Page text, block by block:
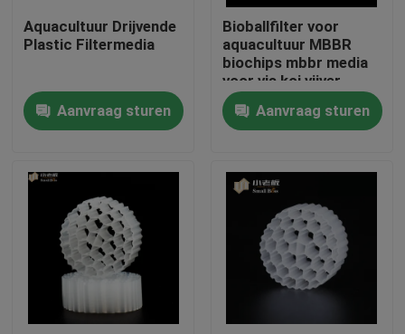
Kwaliteitscontrole
Contacteer ons
Verzoek om een Citaat
MBBR-filtermedia
De biomedia van MBBR
Aquacultuur Drijvende
Plastic Filtermedia
Aanvraag sturen
Bioballfilter voor
aquacultuur MBBR
biochips mbbr media
voor vis koi vijver
Aanvraag sturen